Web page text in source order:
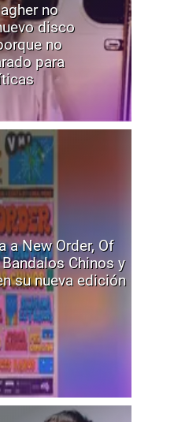
no
disco
no
para
a New Order, Of
Chinos y
su nueva edición